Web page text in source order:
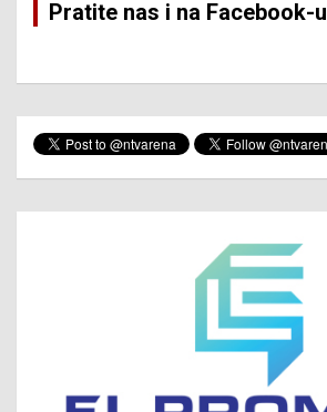
Pratite nas i na Facebook-u